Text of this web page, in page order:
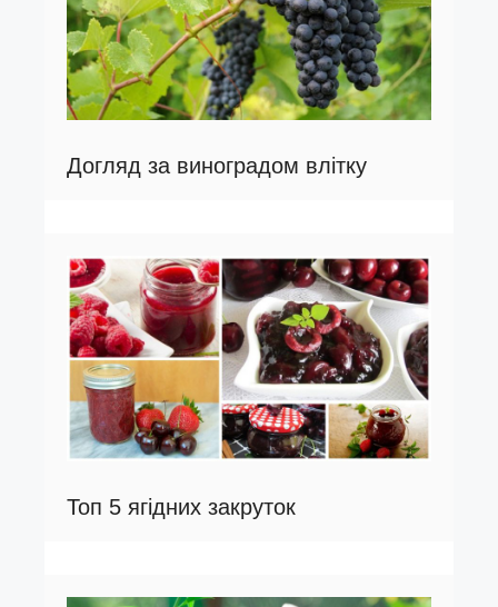
Догляд за виноградом влітку
Топ 5 ягідних закруток